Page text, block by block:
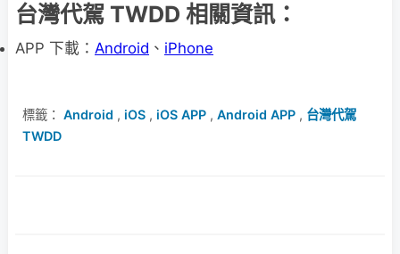
台灣代駕 TWDD 相關資訊：
APP 下載： Android 、 iPhone
標籤： Android , iOS , iOS APP , Android APP , 台灣代駕
TWDD